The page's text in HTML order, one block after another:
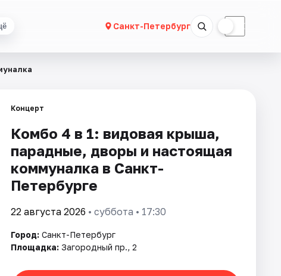
Санкт-Петербург ☾
Концерт
Комбо 4 в 1: видовая крыша,
парадные, дворы и настоящая
коммуналка в Санкт-
Петербурге
22 августа 2026 • суббота • 17:30
Город: Санкт-Петербург
Площадка: Загородный пр., 2